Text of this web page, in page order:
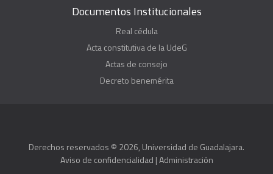
Documentos Institucionales
Real cédula
Acta constitutiva de la UdeG
Actas de consejo
Decreto benemérita
Derechos reservados © 2026, Universidad de Guadalajara.
Aviso de confidencialidad |Administración